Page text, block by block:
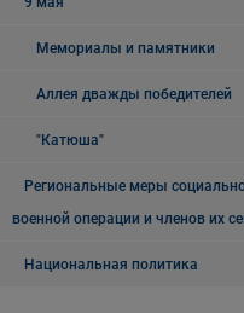
Мемориалы и памятники
Аллея дважды победителей
"Катюша"
Региональные меры
военной операции и членов их
Национальная политика